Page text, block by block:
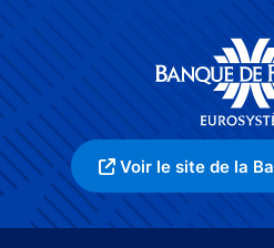
Voir le site de la